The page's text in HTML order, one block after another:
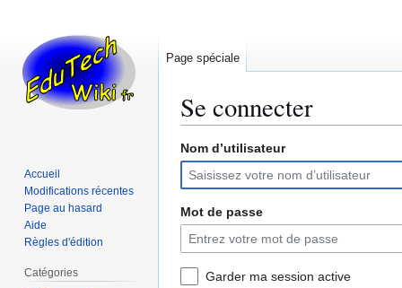
Se connecter
Aller
la
navigation
Aller
la
recherche
Nom d’utilisateur
Mot de passe
Garder ma session active
Page spéciale
Accueil
Modifications récentes
Page au hasard
Aide
Règles d'édition
Catégories